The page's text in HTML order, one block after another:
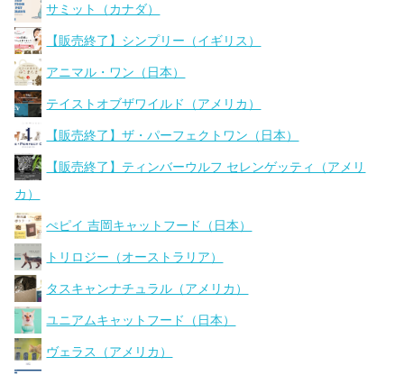
サミット（カナダ）
【販売終了】シンプリー（イギリス）
アニマル・ワン（日本）
テイストオブザワイルド（アメリカ）
【販売終了】ザ・パーフェクトワン（日本）
【販売終了】ティンバーウルフ セレンゲッティ（アメリ
カ）
ぺピイ 吉岡キャットフード（日本）
トリロジー（オーストラリア）
タスキャンナチュラル（アメリカ）
ユニアムキャットフード（日本）
ヴェラス（アメリカ）